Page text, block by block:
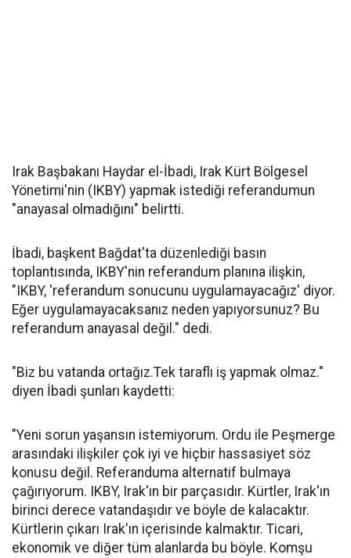
Irak Başbakanı Haydar el-İbadi, Irak Kürt Bölgesel
Yönetimi'nin (IKBY) yapmak istediği referandumun
"anayasal olmadığını" belirtti.
İbadi, başkent Bağdat'ta düzenlediği basın
toplantısında, IKBY'nin referandum planına ilişkin,
"IKBY, 'referandum sonucunu uygulamayacağız' diyor.
Eğer uygulamayacaksanız neden yapıyorsunuz? Bu
referandum anayasal değil." dedi.
"Biz bu vatanda ortağız.Tek taraflı iş yapmak olmaz."
diyen İbadi şunları kaydetti:
"Yeni sorun yaşansın istemiyorum. Ordu ile Peşmerge
arasındaki ilişkiler çok iyi ve hiçbir hassasiyet söz
konusu değil. Referanduma alternatif bulmaya
çağırıyorum. IKBY, Irak'ın bir parçasıdır. Kürtler, Irak'ın
birinci derece vatandaşıdır ve böyle de kalacaktır.
Kürtlerin çıkarı Irak'ın içerisinde kalmaktır. Ticari,
ekonomik ve diğer tüm alanlarda bu böyle. Komşu